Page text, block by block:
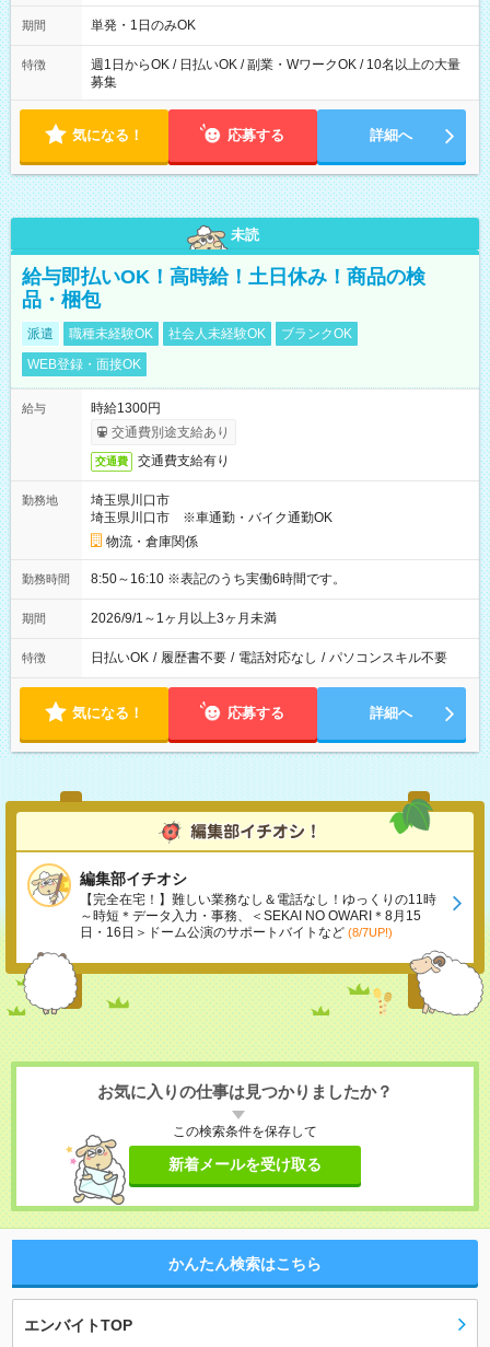
～21：00
期間 単発・1日のみOK
特徴
週1日からOK / 日払いOK / 副業・WワークOK / 10名以上の大量
募集
気になる！ 応募する 詳細へ
未読
給与即払いOK！高時給！土日休み！商品の検
品・梱包
派遣 職種未経験OK 社会人未経験OK
ブランクOK
WEB登録・面接OK
給与
時給1300円
交通費別途支給あり
交通費 交通費支給有り
勤務地
埼玉県川口市
埼玉県川口市 ※車通勤・バイク通勤OK
物流・倉庫関係
勤務時間 8:50～16:10 ※表記のうち実働6時間です。
期間 2026/9/1～1ヶ月以上3ヶ月未満
特徴 日払いOK / 履歴書不要 / 電話対応なし / パソコンスキル不要
気になる！ 応募する 詳細へ
編集部イチオシ
【完全在宅！】難しい業務なし＆電話なし！ゆっくりの11時
～時短＊データ入力・事務、＜SEKAI NO OWARI＊8月15
日・16日＞ドーム公演のサポートバイトなど (8/7UP!)
お気に入りの仕事は見つかりましたか？
この検索条件を保存して
新着メールを受け取る
かんたん検索はこちら
エンバイトTOP